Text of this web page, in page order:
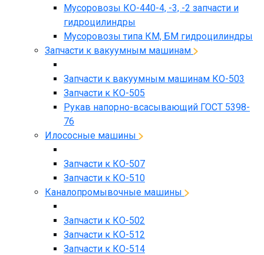
Мусоровозы КО-440-4, -3, -2 запчасти и
гидроцилиндры
Мусоровозы типа КМ, БМ гидроцилиндры
Запчасти к вакуумным машинам
Запчасти к вакуумным машинам КО-503
Запчасти к КО-505
Рукав напорно-всасывающий ГОСТ 5398-
76
Илососные машины
Запчасти к КО-507
Запчасти к КО-510
Каналопромывочные машины
Запчасти к КО-502
Запчасти к КО-512
Запчасти к КО-514